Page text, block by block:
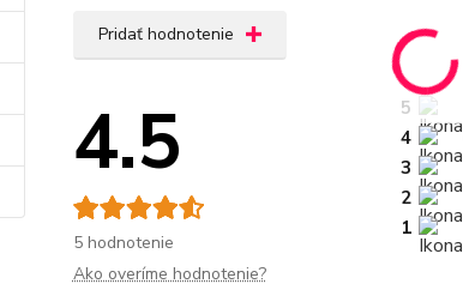
Pridať hodnotenie
4.5
5 hodnotenie
5
4
3
2
1
Ako overíme hodnotenie?